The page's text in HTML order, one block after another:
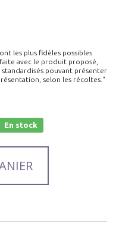
les plus fidèles possibles
avec le produit proposé,
pouvant présenter
selon les récoltes."
En stock